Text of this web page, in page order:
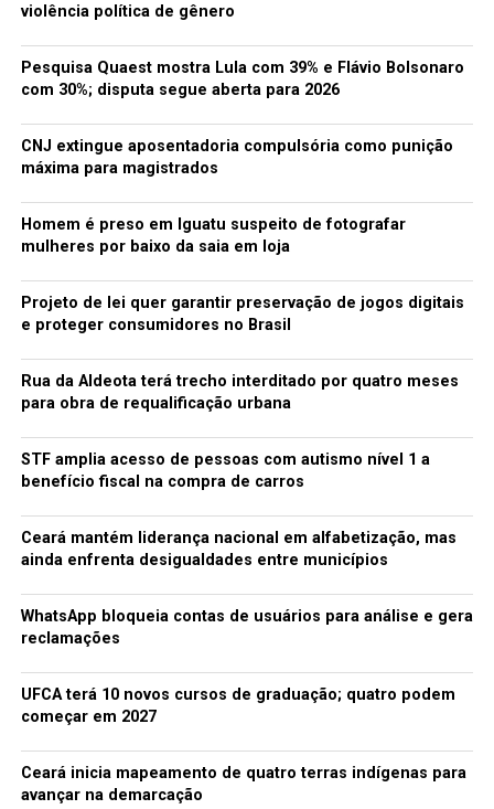
violência política de gênero
Pesquisa Quaest mostra Lula com 39% e Flávio Bolsonaro
com 30%; disputa segue aberta para 2026
CNJ extingue aposentadoria compulsória como punição
máxima para magistrados
Homem é preso em Iguatu suspeito de fotografar
mulheres por baixo da saia em loja
Projeto de lei quer garantir preservação de jogos digitais
e proteger consumidores no Brasil
Rua da Aldeota terá trecho interditado por quatro meses
para obra de requalificação urbana
STF amplia acesso de pessoas com autismo nível 1 a
benefício fiscal na compra de carros
Ceará mantém liderança nacional em alfabetização, mas
ainda enfrenta desigualdades entre municípios
WhatsApp bloqueia contas de usuários para análise e gera
reclamações
UFCA terá 10 novos cursos de graduação; quatro podem
começar em 2027
Ceará inicia mapeamento de quatro terras indígenas para
avançar na demarcação